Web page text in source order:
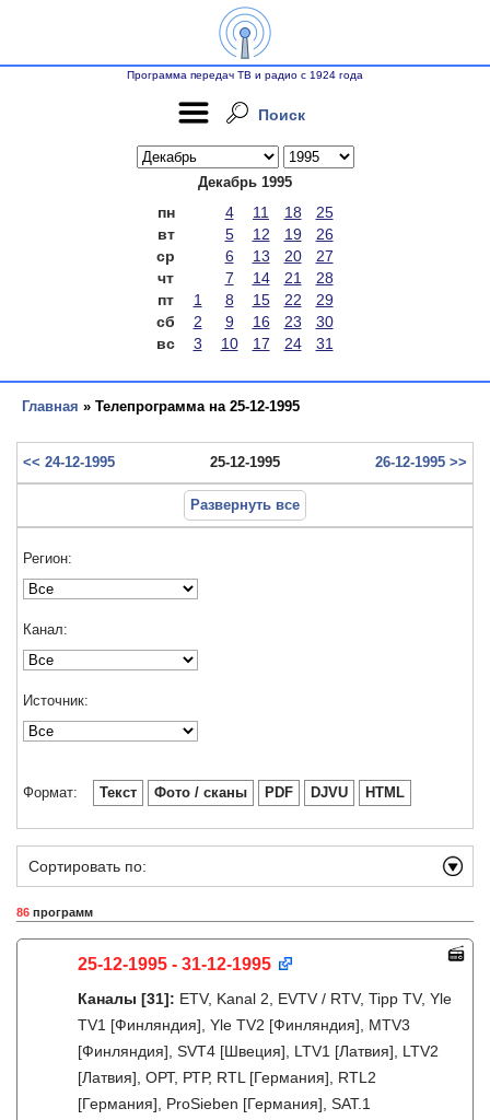
Программа передач ТВ и радио с 1924 года
Поиск
Декабрь 1995
пн 4 11 18
25
вт
5 12 19
26
ср
6 13 20
27
чт
7 14 21
28
пт
1 8 15 22
29
сб
2 9 16 23
30
вс
3 10 17 24 31
Главная » Телепрограмма на 25-12-1995
<< 24-12-1995 25-12-1995 26-12-1995 >>
Развернуть все
Регион:
Канал:
Источник:
Формат: Текст Фото / сканы PDF DJVU HTML
Сортировать по:
86 программ
25-12-1995 - 31-12-1995
Каналы [31]: ETV, Kanal 2, EVTV / RTV, Tipp TV, Yle
TV1 [Финляндия], Yle TV2 [Финляндия], MTV3
[Финляндия], SVT4 [Швеция], LTV1 [Латвия], LTV2
[Латвия], ОРТ, РТР, RTL [Германия], RTL2
[Германия], ProSieben [Германия], SAT.1